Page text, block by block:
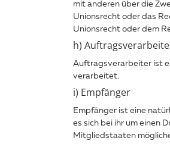
mit anderen über die
Unionsrecht oder das
Unionsrecht oder dem
h)
Auftragsverarbeiter ist
verarbeitet.
i) Empfänger
Empfänger ist eine
es sich bei ihr um einen
Mitgliedstaaten